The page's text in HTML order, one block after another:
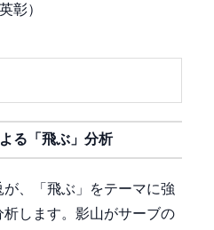
彰）
る「飛ぶ」分析
、「飛ぶ」をテーマに強
します。影山がサーブの